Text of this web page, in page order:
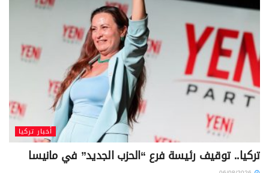
أخبار تركيا
تركيا.. توقيف رئيسة فرع “الحزب الجديد” في مانيسا